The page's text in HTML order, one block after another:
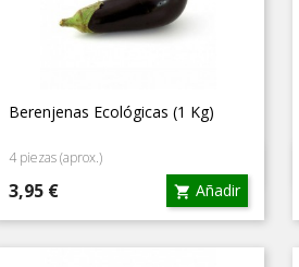
Berenjenas Ecológicas (1 Kg)
4 piezas (aprox.)
Precio
3,95 €  Añadir
Vista rápida